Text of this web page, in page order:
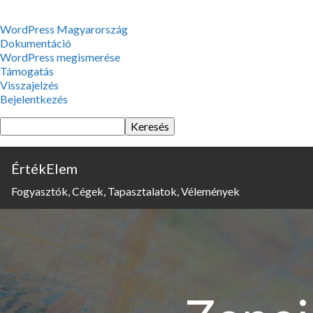
WordPress,
a
csodás
WordPress Magyarország
Dokumentáció
WordPress megismerése
Támogatás
Visszajelzés
Bejelentkezés
Keresés
ÉrtékElem
Fogyasztók, Cégek, Tapasztalatok, Vélemények